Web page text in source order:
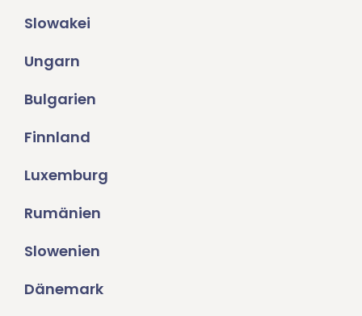
Slowakei
Ungarn
Bulgarien
Finnland
Luxemburg
Rumänien
Slowenien
Dänemark